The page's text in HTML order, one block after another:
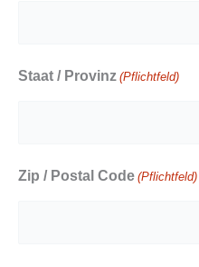
Staat / Provinz (Pflichtfeld)
Zip / Postal Code (Pflichtfeld)